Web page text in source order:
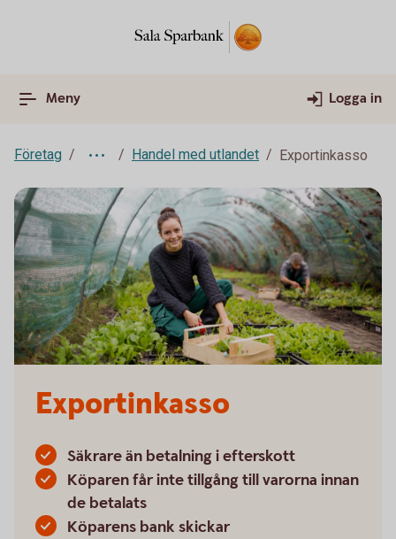
Meny Logga in
Företag Handel med utlandet Exportinkasso
Exportinkasso
Säkrare än betalning i efterskott
Köparen får inte tillgång till varorna innan
de betalats
Köparens bank skickar